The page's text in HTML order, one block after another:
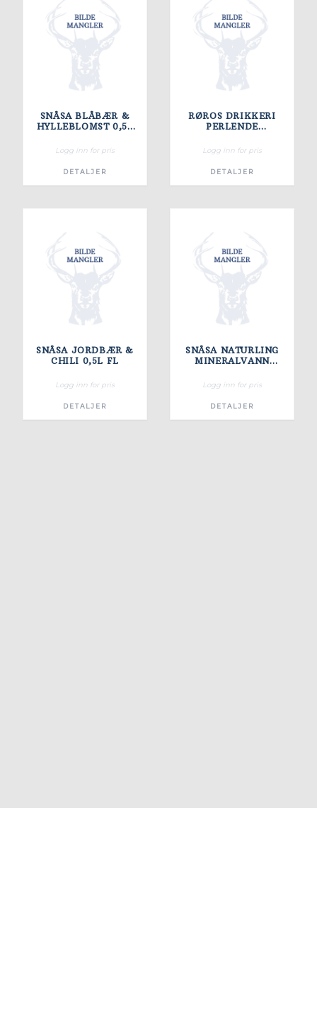
SNÅSA BLÅBÆR &
HYLLEBLOMST 0,5L
Logg inn for pris
DETALJER
RØROS DRIKKERI
PERLENDE
4-PACK
Logg inn for pris
DETALJER
SNÅSA JORDBÆR &
CHILI 0,5L FL
Logg inn for pris
DETALJER
SNÅSA NATURLING
MINERALVANN
Logg inn for pris
DETALJER